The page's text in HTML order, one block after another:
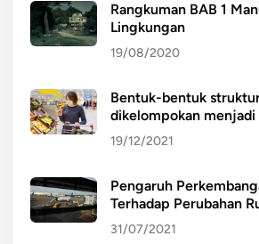
Rangkuman BAB 1
Lingkungan
19/08/2020
Bentuk-bentuk
dikelompokan menjadi
19/12/2021
Pengaruh
Terhadap Perubahan
31/07/2021